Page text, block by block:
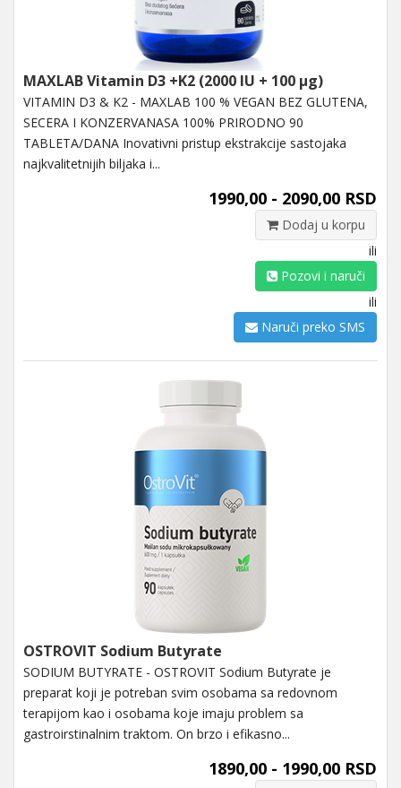
MAXLAB Vitamin D3 +K2 (2000 IU + 100 µg)
VITAMIN D3 & K2 - MAXLAB 100 % VEGAN BEZ GLUTENA,
SECERA I KONZERVANASA 100% PRIRODNO 90
TABLETA/DANA Inovativni pristup ekstrakcije sastojaka
najkvalitetnijih biljaka i...
1990,00 - 2090,00 RSD
Dodaj u korpu
ili
Pozovi i naruči
ili
Naruči preko SMS
OSTROVIT Sodium Butyrate
SODIUM BUTYRATE - OSTROVIT Sodium Butyrate je
preparat koji je potreban svim osobama sa redovnom
terapijom kao i osobama koje imaju problem sa
gastroirstinalnim traktom. On brzo i efikasno...
1890,00 - 1990,00 RSD